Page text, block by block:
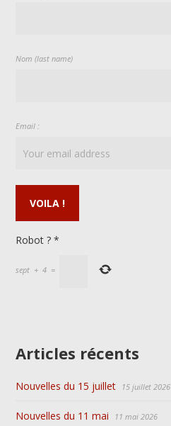
Nom (last name)
Email :
Robot ? *
sept + 4 =
Articles récents
Nouvelles du 15 juillet 15 juillet 2026
Nouvelles du 11 mai 11 mai 2026